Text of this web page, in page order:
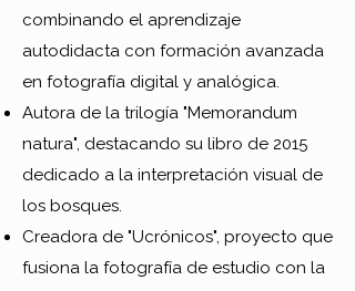
combinando el aprendizaje
autodidacta con formación avanzada
en fotografía digital y analógica.
Autora de la trilogía "Memorandum
natura", destacando su libro de 2015
dedicado a la interpretación visual de
los bosques.
Creadora de "Ucrónicos", proyecto que
fusiona la fotografía de estudio con la